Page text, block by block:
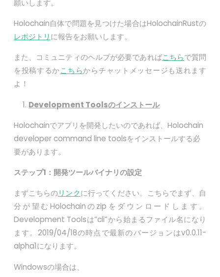
願いします。
Holochain自体で問題を見つけた場合はHolochainRustの
レポジトリ に報告をお願いします。
また、コミュニティのヘルプが必要であればこちらで質問
を投稿するかこちらからチャットメッセージも送れます
よ！
Development Toolsのインストール
Holochainでアプリを開発したいのであれば、Holochain
developer command line toolsをインストールする必
要があります。
ステップ1：開発ツールバイナリの設定
まずこちらのリンクに行ってください。こちらでまず、自
分が望むHolochainのzipをダウンロードします。
Development Toolsは”cli”から始まるファイル名になり
ます。2019/04/18の時点で最新のバージョンはv0.0.11-
alpha1になります。
Windowsの場合は、